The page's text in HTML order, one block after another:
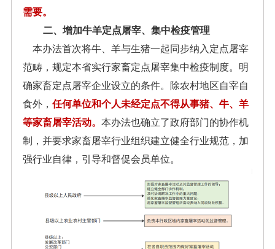
需要。
二、增加牛羊定点屠宰、集中检疫管理
本办法首次将牛、羊与生猪一起同步纳入定点屠宰
范畴，规定本省实行家畜定点屠宰集中检疫制度。明
确家畜定点屠宰企业设立的条件。除农村地区自宰自
食外， 任何单位和个人未经定点不得从事猪、牛、羊
等家畜屠宰活动。 本办法也确立了政府部门的协作机
制，并要求家畜屠宰行业组织建立健全行业规范，加
强行业自律，引导和督促会员单位。